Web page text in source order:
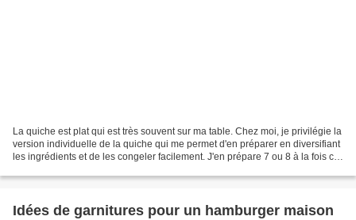
La quiche est plat qui est très souvent sur ma table. Chez moi, je privilégie la
version individuelle de la quiche qui me permet d'en préparer en diversifiant
les ingrédients et de les congeler facilement. J'en prépare 7 ou 8 à la fois ce
Idées de garnitures pour un hamburger maison